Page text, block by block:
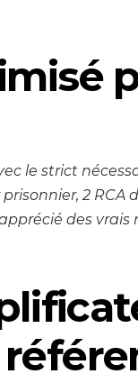
le strict
2 RCA
des vrais